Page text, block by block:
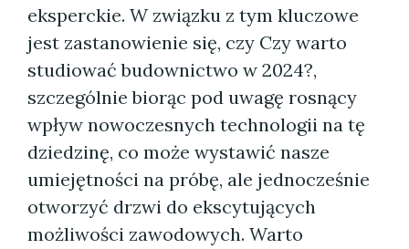
eksperckie. W związku z tym kluczowe
jest zastanowienie się, czy Czy warto
studiować budownictwo w 2024?,
szczególnie biorąc pod uwagę rosnący
wpływ nowoczesnych technologii na tę
dziedzinę, co może wystawić nasze
umiejętności na próbę, ale jednocześnie
otworzyć drzwi do ekscytujących
możliwości zawodowych. Warto